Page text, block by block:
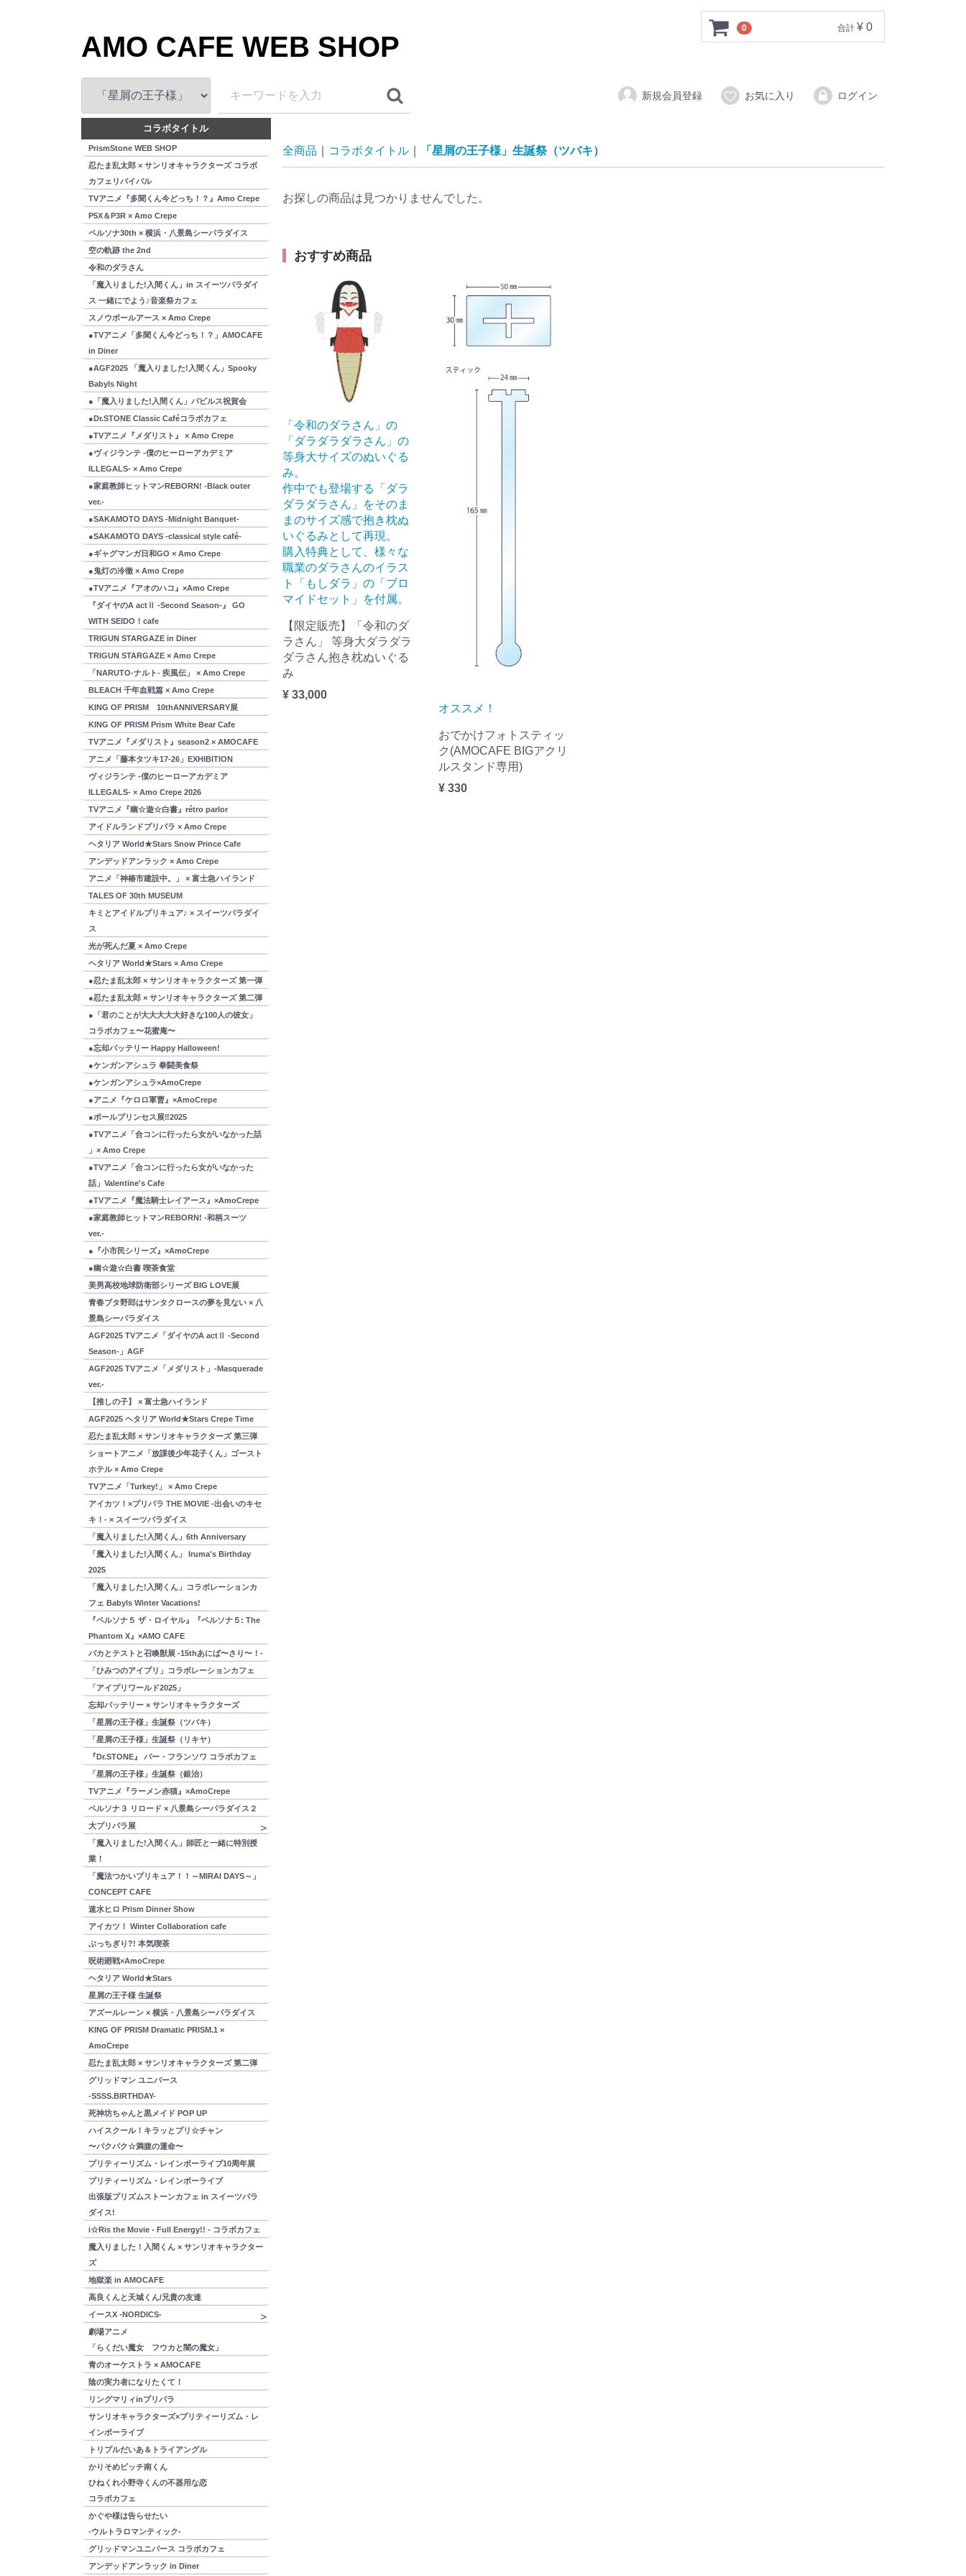
AMO CAFE WEB SHOP
0 合計 ¥ 0
新規会員登録 お気に入り ログイン
コラボタイトル
PrismStone WEB SHOP
忍たま乱太郎 × サンリオキャラクターズ コラボ
カフェリバイバル
TVアニメ『多聞くん今どっち！？』Amo Crepe
P5X＆P3R × Amo Crepe
ペルソナ30th × 横浜・八景島シーパラダイス
空の軌跡 the 2nd
令和のダラさん
「魔入りました!入間くん」in スイーツパラダイ
ス 一緒にでよう♪音楽祭カフェ
スノウボールアース × Amo Crepe
●TVアニメ「多聞くん今どっち！？」AMOCAFE
in Diner
●AGF2025 「魔入りました!入間くん」Spooky
Babyls Night
●「魔入りました!入間くん」バビルス祝賀会
●Dr.STONE Classic Caféコラボカフェ
●TVアニメ『メダリスト』 × Amo Crepe
●ヴィジランテ -僕のヒーローアカデミア
ILLEGALS- × Amo Crepe
●家庭教師ヒットマンREBORN! -Black outer
ver.-
●SAKAMOTO DAYS -Midnight Banquet-
●SAKAMOTO DAYS -classical style café-
●ギャグマンガ日和GO × Amo Crepe
●鬼灯の冷徹 × Amo Crepe
●TVアニメ『アオのハコ』×Amo Crepe
『ダイヤのA actⅡ -Second Season-』 GO
WITH SEIDO！cafe
TRIGUN STARGAZE in Diner
TRIGUN STARGAZE × Amo Crepe
「NARUTO-ナルト- 疾風伝」 × Amo Crepe
BLEACH 千年血戦篇 × Amo Crepe
KING OF PRISM 10thANNIVERSARY展
KING OF PRISM Prism White Bear Cafe
TVアニメ『メダリスト』season2 × AMOCAFE
アニメ「藤本タツキ17-26」EXHIBITION
ヴィジランテ -僕のヒーローアカデミア
ILLEGALS- × Amo Crepe 2026
TVアニメ『幽☆遊☆白書』rétro parlor
アイドルランドプリパラ × Amo Crepe
ヘタリア World★Stars Snow Prince Cafe
アンデッドアンラック × Amo Crepe
アニメ「神椿市建設中。」 × 富士急ハイランド
TALES OF 30th MUSEUM
キミとアイドルプリキュア♪ × スイーツパラダイ
ス
光が死んだ夏 × Amo Crepe
ヘタリア World★Stars × Amo Crepe
●忍たま乱太郎 × サンリオキャラクターズ 第一弾
●忍たま乱太郎 × サンリオキャラクターズ 第二弾
●「君のことが大大大大大好きな100人の彼女」
コラボカフェ〜花蜜庵〜
●忘却バッテリー Happy Halloween!
●ケンガンアシュラ 拳闘美食祭
●ケンガンアシュラ×AmoCrepe
●アニメ『ケロロ軍曹』×AmoCrepe
●ポールプリンセス展‼2025
●TVアニメ「合コンに行ったら女がいなかった話
」× Amo Crepe
●TVアニメ「合コンに行ったら女がいなかった
話」Valentine's Cafe
●TVアニメ『魔法騎士レイアース』×AmoCrepe
●家庭教師ヒットマンREBORN! -和柄スーツ
ver.-
●『小市民シリーズ』×AmoCrepe
●幽☆遊☆白書 喫茶食堂
美男高校地球防衛部シリーズ BIG LOVE展
青春ブタ野郎はサンタクロースの夢を見ない × 八
景島シーパラダイス
AGF2025 TVアニメ「ダイヤのA actⅡ -Second
Season-」AGF
AGF2025 TVアニメ「メダリスト」-Masquerade
ver.-
【推しの子】 × 富士急ハイランド
AGF2025 ヘタリア World★Stars Crepe Time
忍たま乱太郎 × サンリオキャラクターズ 第三弾
ショートアニメ「放課後少年花子くん」ゴースト
ホテル × Amo Crepe
TVアニメ「Turkey!」 × Amo Crepe
アイカツ！×プリパラ THE MOVIE -出会いのキセ
キ！- × スイーツパラダイス
「魔入りました!入間くん」6th Anniversary
「魔入りました!入間くん」 Iruma's Birthday
2025
「魔入りました!入間くん」コラボレーションカ
フェ Babyls Winter Vacations!
『ペルソナ５ ザ・ロイヤル』『ペルソナ５: The
Phantom X』×AMO CAFE
バカとテストと召喚獣展 -15thあにば〜さり〜！-
「ひみつのアイプリ」コラボレーションカフェ
「アイプリワールド2025」
忘却バッテリー × サンリオキャラクターズ
「星屑の王子様」生誕祭（ツバキ）
「星屑の王子様」生誕祭（リキヤ）
『Dr.STONE』 バー・フランソワ コラボカフェ
「星屑の王子様」生誕祭（銀治）
TVアニメ『ラーメン赤猫』×AmoCrepe
ペルソナ３ リロード × 八景島シーパラダイス２
大プリパラ展
「魔入りました!入間くん」師匠と一緒に特別授
業！
「魔法つかいプリキュア！！～MIRAI DAYS～」
CONCEPT CAFE
速水ヒロ Prism Dinner Show
アイカツ！ Winter Collaboration cafe
ぶっちぎり?! 本気喫茶
呪術廻戦×AmoCrepe
ヘタリア World★Stars
星屑の王子様 生誕祭
アズールレーン × 横浜・八景島シーパラダイス
KING OF PRISM Dramatic PRISM.1 ×
AmoCrepe
忍たま乱太郎 × サンリオキャラクターズ 第二弾
グリッドマン ユニバース
-SSSS.BIRTHDAY-
死神坊ちゃんと黒メイド POP UP
ハイスクール！キラッとプリ☆チャン
〜パクパク☆満腹の運命〜
プリティーリズム・レインボーライブ10周年展
プリティーリズム・レインボーライブ
出張版プリズムストーンカフェ in スイーツパラ
ダイス!
i☆Ris the Movie - Full Energy!! - コラボカフェ
魔入りました！入間くん × サンリオキャラクター
ズ
地獄楽 in AMOCAFE
高良くんと天城くん/兄貴の友達
イースX -NORDICS-
劇場アニメ
「らくだい魔女 フウカと闇の魔女」
青のオーケストラ × AMOCAFE
陰の実力者になりたくて！
リングマリィinプリパラ
サンリオキャラクターズ×プリティーリズム・レ
インボーライブ
トリプルだいあ＆トライアングル
かりそめビッチ南くん
ひねくれ小野寺くんの不器用な恋
コラボカフェ
かぐや様は告らせたい
-ウルトラロマンティック-
グリッドマンユニバース コラボカフェ
アンデッドアンラック in Diner
全商品 コラボタイトル 「星屑の王子様」生誕祭（ツバキ）
お探しの商品は見つかりませんでした。
おすすめ商品
「令和のダラさん」の
「ダラダラダラさん」の
等身大サイズのぬいぐる
み。
作中でも登場する「ダラ
ダラダラさん」をそのま
まのサイズ感で抱き枕ぬ
いぐるみとして再現。
購入特典として、様々な
職業のダラさんのイラス
ト「もしダラ」の「ブロ
マイドセット」を付属。
【限定販売】「令和のダ
ラさん」 等身大ダラダラ
ダラさん抱き枕ぬいぐる
み
¥ 33,000
オススメ！
おでかけフォトスティッ
ク(AMOCAFE BIGアクリ
ルスタンド専用)
¥ 330